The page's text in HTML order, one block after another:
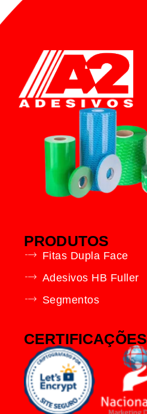
PRODUTOS
Fitas Dupla Face
Adesivos HB Fuller
Segmentos
CERTIFICAÇÕES